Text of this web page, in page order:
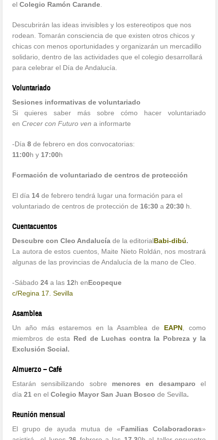
elColegio Ramón Carande
Descubrirán las ideas invisibles y los estereotipos que nos
rodean. Tomarán consciencia de que existen otros chicos y
chicas con menos oportunidades y organizarán un mercadillo
solidario, dentro de las actividades que el colegio desarrollará
para celebrar el Día de Andalucía.
Voluntariado
Sesiones informativas de voluntariado
Si quieres saber más sobre cómo hacer voluntariado
enCrecer con Futuro ven a informarte
-Día8 de febrero en dos convocatorias:
11:00h y 17:00h
Formación de voluntariado de centros de protección
El día 14 de febrero tendrá lugar una formación para el
voluntariado de centros de protección de 16:30 a20:30 h.
Cuentacuentos
Descubre con Cleo Andalucía de la editorialBabi-dibú.
La autora de estos cuentos, Maite Nieto Roldán, nos mostrará
algunas de las provincias de Andalucía de la mano de Cleo.
-Sábado24 a las 12h enEcopeque
c/Regina 17. Sevilla
Asamblea
Un año más estaremos en la Asamblea de EAPN, como
miembros de esta Red de Luchas contra la Pobreza y la
Exclusión Social.
Almuerzo – Café
Estarán sensibilizando sobre menores en desamparo
el
día21 en elColegio Mayor San Juan Boscode Sevilla.
Reunión mensual
El grupo de ayuda mutua de «Familias Colaboradoras»